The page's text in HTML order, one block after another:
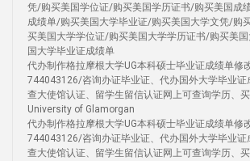
凭/购买美国学位证/购买美国学历证书/购买美国成
成绩单/购买美国大学毕业证/购买美国大学文凭/购
买美国大学学位证/购买美国大学学历证书/购买美
国大学毕业证成绩单
代办制作格拉摩根大学UG本科硕士毕业证成绩单修
744043126/咨询办证毕业证、代办国外大学毕业证
查大使馆认证、留学生留信认证网上可查询学历、
University of Glamorgan
代办制作格拉摩根大学UG本科硕士毕业证成绩单修
744043126/咨询办证毕业证、代办国外大学毕业证
查大使馆认证、留学生留信认证网上可查询学历、